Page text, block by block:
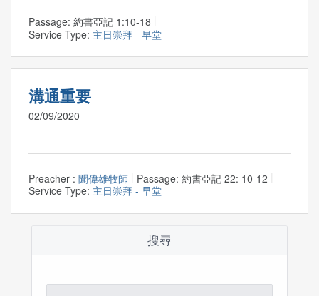
Passage: 約書亞記 1:10-18
Service Type: 主日崇拜 - 早堂
溝通重要
02/09/2020
Preacher : 聞偉雄牧師 Passage: 約書亞記 22: 10-12
Service Type: 主日崇拜 - 早堂
搜尋